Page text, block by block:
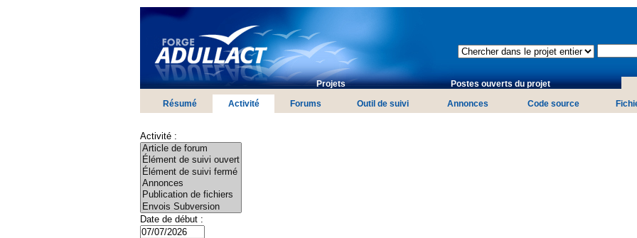
Projets Postes ouverts du projet
Résumé Activité Forums Outil de suivi Annonces Code source
Activité :
Date de début :